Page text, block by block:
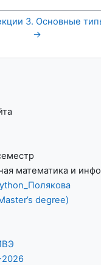
3. Основные
→
математика и
degree)